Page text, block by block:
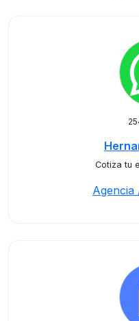
Cotiza tu
Agencia